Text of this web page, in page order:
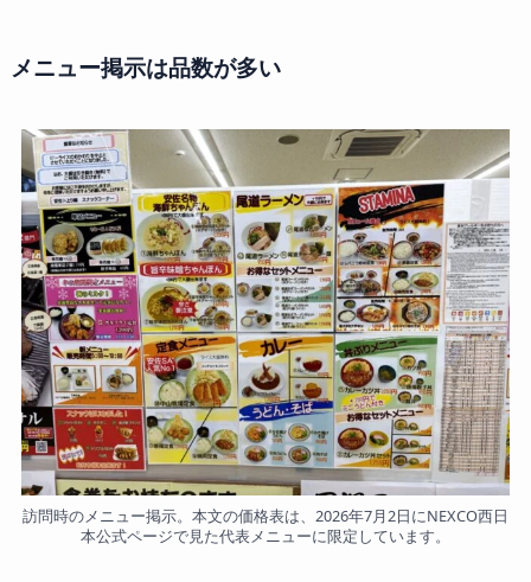
メニュー掲示は品数が多い
訪問時のメニュー掲示。本文の価格表は、2026年7月2日にNEXCO西日
本公式ページで見た代表メニューに限定しています。